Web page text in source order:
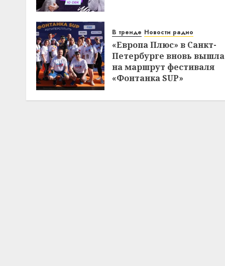
В тренде Новости радио
«Европа Плюс» в Санкт-
Петербурге вновь вышла
на маршрут фестиваля
«Фонтанка SUP»